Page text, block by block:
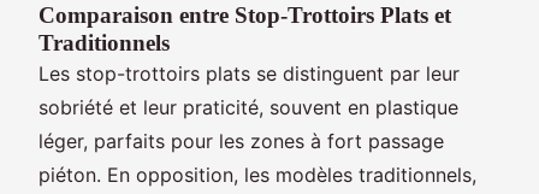
Comparaison entre Stop-Trottoirs Plats et
Traditionnels
Les stop-trottoirs plats se distinguent par leur
sobriété et leur praticité, souvent en plastique
léger, parfaits pour les zones à fort passage
piéton. En opposition, les modèles traditionnels,